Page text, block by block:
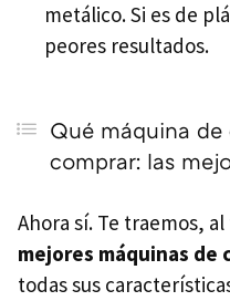
metálico. Si es de
peores resultados.
Qué máquina de
comprar: las
Ahora sí. Te traemos,
mejores máquinas de
todas sus